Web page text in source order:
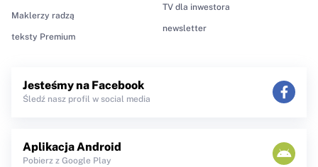
Maklerzy radzą
teksty Premium
TV dla inwestora
newsletter
Jesteśmy na Facebook
Śledź nasz profil w social media
Aplikacja Android
Pobierz z Google Play